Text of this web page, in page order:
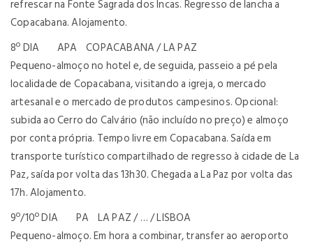
refrescar na Fonte Sagrada dos Incas. Regresso de lancha a
Copacabana. Alojamento.
8º DIA APA COPACABANA / LA PAZ
Pequeno-almoço no hotel e, de seguida, passeio a pé pela
localidade de Copacabana, visitando a igreja, o mercado
artesanal e o mercado de produtos campesinos. Opcional:
subida ao Cerro do Calvário (não incluído no preço) e almoço
por conta própria. Tempo livre em Copacabana. Saída em
transporte turístico compartilhado de regresso à cidade de La
Paz, saída por volta das 13h30. Chegada a La Paz por volta das
17h. Alojamento.
9º/10º DIA PA LA PAZ / … / LISBOA
Pequeno-almoço. Em hora a combinar, transfer ao aeroporto